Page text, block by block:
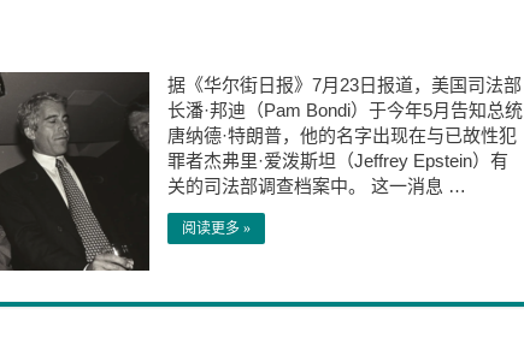
据《华尔街日报》7月23日报道，美国司法部
长潘·邦迪（Pam Bondi）于今年5月告知总统
唐纳德·特朗普，他的名字出现在与已故性犯
罪者杰弗里·爱泼斯坦（Jeffrey Epstein）有
关的司法部调查档案中。 这一消息 …
阅读更多 »